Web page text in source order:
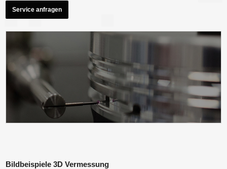
Service anfragen
Bildbeispiele 3D Vermessung